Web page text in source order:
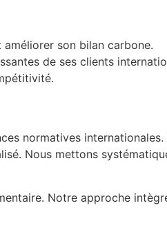
son bilan carbone.
de ses clients
normatives
Nous mettons
Notre approche